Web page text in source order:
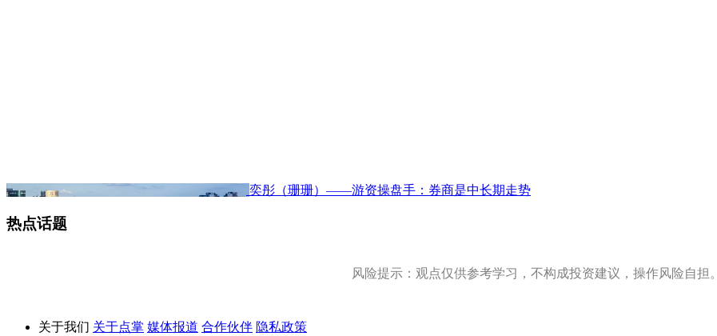
奕彤（珊珊）——游资操盘手：券商是中长期走势
热点话题
风险提示：观点仅供参考学习，不构成投资建议，操作风险自担。
关于我们 关于点掌 媒体报道 合作伙伴 隐私政策